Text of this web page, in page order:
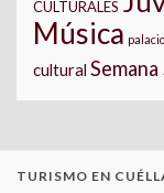
CULTURALES
Música
cultural
TURISMO EN